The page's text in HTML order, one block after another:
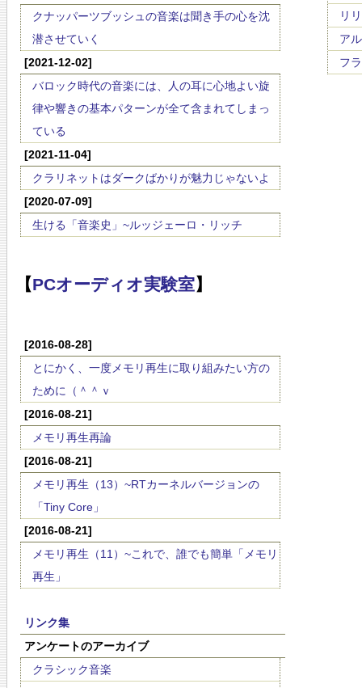
クナッパーツブッシュの音楽は聞き手の心を沈
潜させていく
[2021-12-02]
バロック時代の音楽には、人の耳に心地よい旋
律や響きの基本パターンが全て含まれてしまっ
ている
[2021-11-04]
クラリネットはダークばかりが魅力じゃないよ
[2020-07-09]
生ける「音楽史」~ルッジェーロ・リッチ
【PCオーディオ実験室】
[2016-08-28]
とにかく、一度メモリ再生に取り組みたい方の
ために（＾＾ｖ
[2016-08-21]
メモリ再生再論
[2016-08-21]
メモリ再生（13）~RTカーネルバージョンの
「Tiny Core」
[2016-08-21]
メモリ再生（11）~これで、誰でも簡単「メモリ
再生」
リンク集
アンケートのアーカイブ
クラシック音楽
リ
ア
フ